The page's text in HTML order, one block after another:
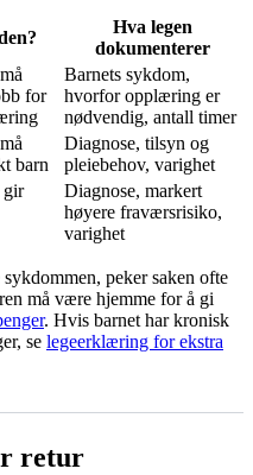
Hva legen
dokumenterer
for
Barnets sykdom,
hvorfor opplæring er
nødvendig, antall timer
barn
Diagnose, tilsyn og
pleiebehov, varighet
gir
Diagnose, markert
høyere fraværsrisiko,
varighet
peker saken ofte
må være hjemme for å gi
. Hvis barnet har kronisk
se legeerklæring for ekstra
retur